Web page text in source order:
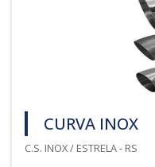
CURVA INOX
C.S. INOX / ESTRELA - RS